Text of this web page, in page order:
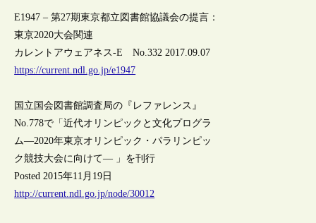
E1947 – 第27期東京都立図書館協議会の提言：
東京2020大会関連
カレントアウェアネス-E No.332 2017.09.07
https://current.ndl.go.jp/e1947
国立国会図書館調査局の『レファレンス』
No.778で「近代オリンピックと文化プログラ
ム―2020年東京オリンピック・パラリンピッ
ク競技大会に向けて― 」を刊行
Posted 2015年11月19日
http://current.ndl.go.jp/node/30012